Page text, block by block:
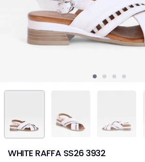
WHITE RAFFA SS26 3932